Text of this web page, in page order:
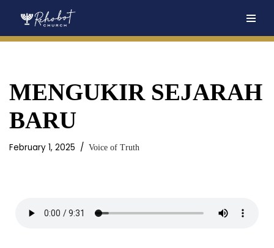
MENGUKIR SEJARAH
BARU
February 1, 2025 Voice of Truth